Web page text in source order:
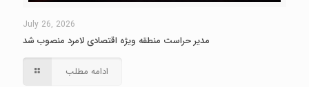
July 26, 2026
مدیر حراست منطقه ویژه اقتصادی لامرد منصوب شد
ادامه مطلب